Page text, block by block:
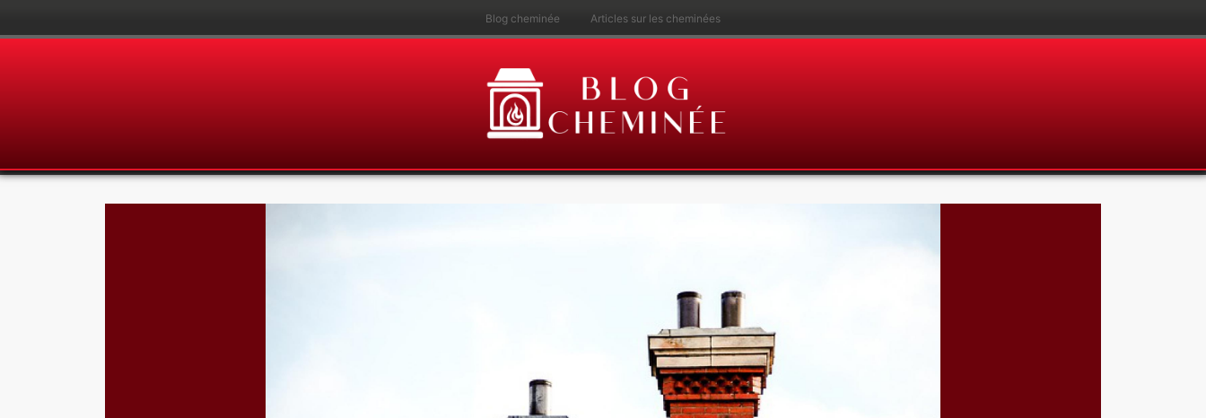
Blog cheminée Articles sur les cheminées